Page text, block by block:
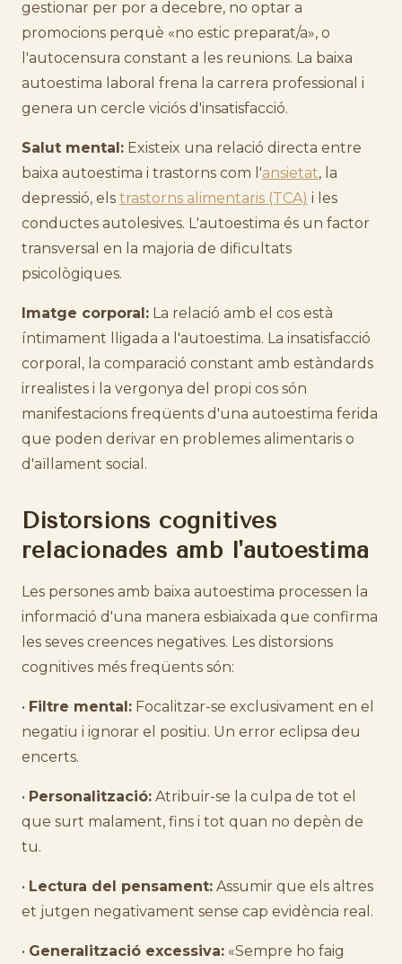
gestionar per por a decebre, no optar a
promocions perquè «no estic preparat/a», o
l'autocensura constant a les reunions. La baixa
autoestima laboral frena la carrera professional i
genera un cercle viciós d'insatisfacció.
Salut mental: Existeix una relació directa entre
baixa autoestima i trastorns com l'ansietat, la
depressió, els trastorns alimentaris (TCA) i les
conductes autolesives. L'autoestima és un factor
transversal en la majoria de dificultats
psicològiques.
Imatge corporal: La relació amb el cos està
íntimament lligada a l'autoestima. La insatisfacció
corporal, la comparació constant amb estàndards
irrealistes i la vergonya del propi cos són
manifestacions freqüents d'una autoestima ferida
que poden derivar en problemes alimentaris o
d'aïllament social.
Distorsions cognitives
relacionades amb l'autoestima
Les persones amb baixa autoestima processen la
informació d'una manera esbiaixada que confirma
les seves creences negatives. Les distorsions
cognitives més freqüents són:
• Filtre mental: Focalitzar-se exclusivament en el
negatiu i ignorar el positiu. Un error eclipsa deu
encerts.
• Personalització: Atribuir-se la culpa de tot el
que surt malament, fins i tot quan no depèn de
tu.
• Lectura del pensament: Assumir que els altres
et jutgen negativament sense cap evidència real.
• Generalització excessiva: «Sempre ho faig